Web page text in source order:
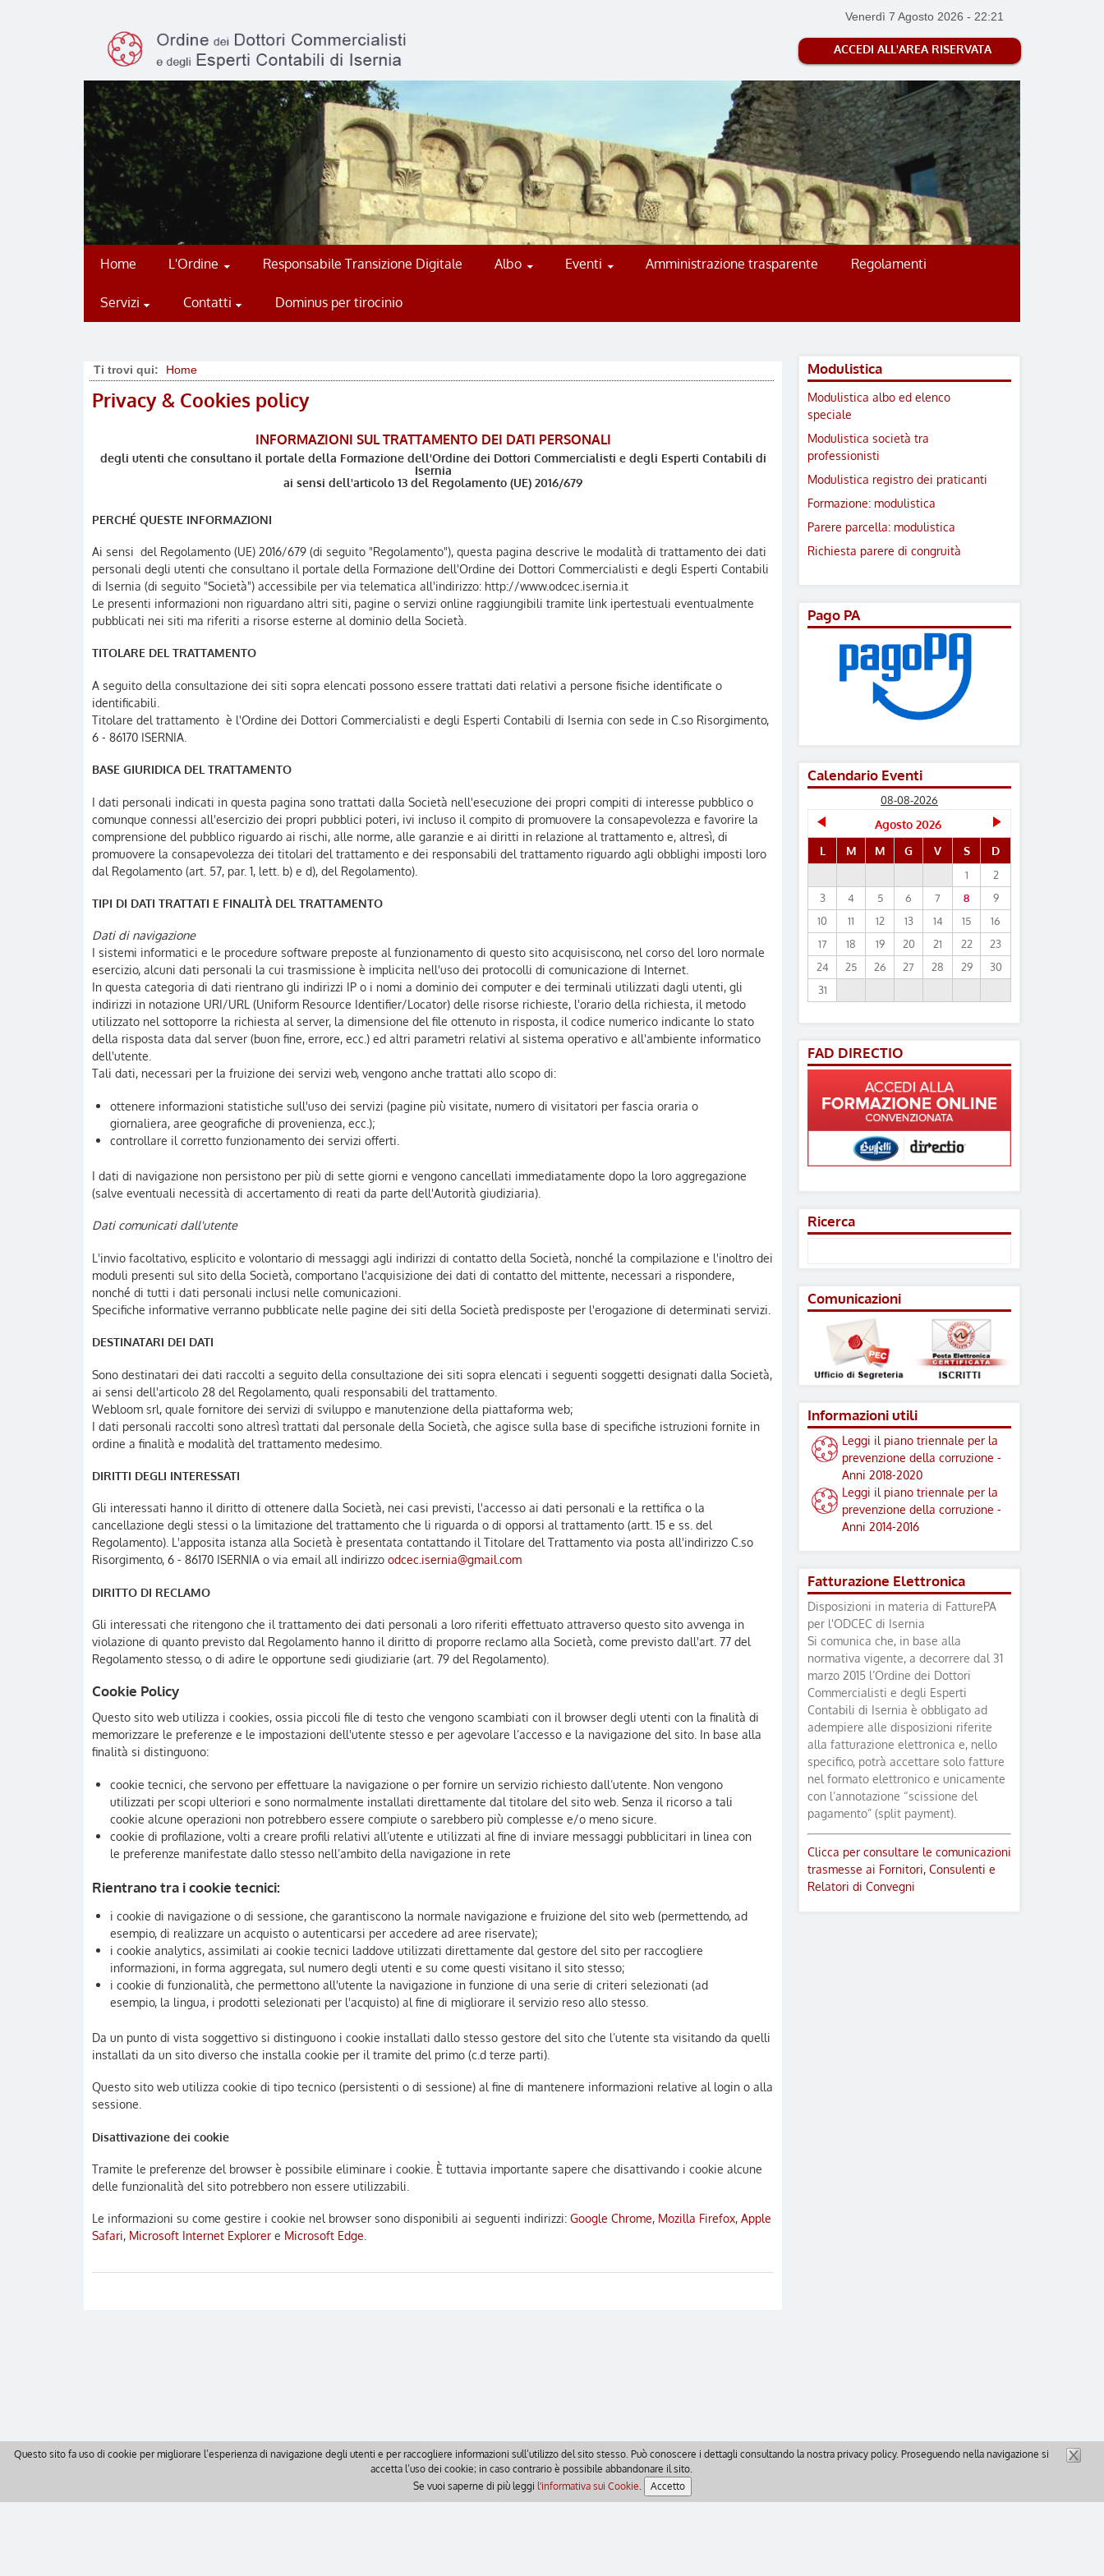
Questo sito fa uso di cookie per migliorare l’esperienza di navigazione degli utenti e per raccogliere informazioni sull’utilizzo del sito stesso. Può conoscere i dettagli consultando la nostra privacy policy. Proseguendo nella navigazione si
accetta l’uso dei cookie; in caso contrario è possibile abbandonare il sito.
Se vuoi saperne di più leggi l'informativa sui Cookie. Accetto
Venerdì 7 Agosto 2026 - 22:21
ACCEDI ALL'AREA RISERVATA
Home L'Ordine Responsabile Transizione Digitale Albo Eventi Amministrazione trasparente Regolamenti
Servizi Contatti Dominus per tirocinio
Ti trovi qui: Home
Privacy & Cookies policy
INFORMAZIONI SUL TRATTAMENTO DEI DATI PERSONALI
degli utenti che consultano il portale della Formazione dell'Ordine dei Dottori Commercialisti e degli Esperti Contabili di
Isernia
ai sensi dell'articolo 13 del Regolamento (UE) 2016/679
PERCHÉ QUESTE INFORMAZIONI
Ai sensi del Regolamento (UE) 2016/679 (di seguito "Regolamento"), questa pagina descrive le modalità di trattamento dei dati
personali degli utenti che consultano il portale della Formazione dell'Ordine dei Dottori Commercialisti e degli Esperti Contabili
di Isernia (di seguito "Società") accessibile per via telematica all'indirizzo: http://www.odcec.isernia.it
Le presenti informazioni non riguardano altri siti, pagine o servizi online raggiungibili tramite link ipertestuali eventualmente
pubblicati nei siti ma riferiti a risorse esterne al dominio della Società.
TITOLARE DEL TRATTAMENTO
A seguito della consultazione dei siti sopra elencati possono essere trattati dati relativi a persone fisiche identificate o
identificabili.
Titolare del trattamento è l'Ordine dei Dottori Commercialisti e degli Esperti Contabili di Isernia con sede in C.so Risorgimento,
6 - 86170 ISERNIA.
BASE GIURIDICA DEL TRATTAMENTO
I dati personali indicati in questa pagina sono trattati dalla Società nell'esecuzione dei propri compiti di interesse pubblico o
comunque connessi all'esercizio dei propri pubblici poteri, ivi incluso il compito di promuovere la consapevolezza e favorire la
comprensione del pubblico riguardo ai rischi, alle norme, alle garanzie e ai diritti in relazione al trattamento e, altresì, di
promuovere la consapevolezza dei titolari del trattamento e dei responsabili del trattamento riguardo agli obblighi imposti loro
dal Regolamento (art. 57, par. 1, lett. b) e d), del Regolamento).
TIPI DI DATI TRATTATI E FINALITÀ DEL TRATTAMENTO
Dati di navigazione
I sistemi informatici e le procedure software preposte al funzionamento di questo sito acquisiscono, nel corso del loro normale
esercizio, alcuni dati personali la cui trasmissione è implicita nell'uso dei protocolli di comunicazione di Internet.
In questa categoria di dati rientrano gli indirizzi IP o i nomi a dominio dei computer e dei terminali utilizzati dagli utenti, gli
indirizzi in notazione URI/URL (Uniform Resource Identifier/Locator) delle risorse richieste, l'orario della richiesta, il metodo
utilizzato nel sottoporre la richiesta al server, la dimensione del file ottenuto in risposta, il codice numerico indicante lo stato
della risposta data dal server (buon fine, errore, ecc.) ed altri parametri relativi al sistema operativo e all'ambiente informatico
dell'utente.
Tali dati, necessari per la fruizione dei servizi web, vengono anche trattati allo scopo di:
ottenere informazioni statistiche sull'uso dei servizi (pagine più visitate, numero di visitatori per fascia oraria o
giornaliera, aree geografiche di provenienza, ecc.);
controllare il corretto funzionamento dei servizi offerti.
I dati di navigazione non persistono per più di sette giorni e vengono cancellati immediatamente dopo la loro aggregazione
(salve eventuali necessità di accertamento di reati da parte dell'Autorità giudiziaria).
Dati comunicati dall'utente
L'invio facoltativo, esplicito e volontario di messaggi agli indirizzi di contatto della Società, nonché la compilazione e l'inoltro dei
moduli presenti sul sito della Società, comportano l'acquisizione dei dati di contatto del mittente, necessari a rispondere,
nonché di tutti i dati personali inclusi nelle comunicazioni.
Specifiche informative verranno pubblicate nelle pagine dei siti della Società predisposte per l'erogazione di determinati servizi.
DESTINATARI DEI DATI
Sono destinatari dei dati raccolti a seguito della consultazione dei siti sopra elencati i seguenti soggetti designati dalla Società,
ai sensi dell'articolo 28 del Regolamento, quali responsabili del trattamento.
Webloom srl, quale fornitore dei servizi di sviluppo e manutenzione della piattaforma web;
I dati personali raccolti sono altresì trattati dal personale della Società, che agisce sulla base di specifiche istruzioni fornite in
ordine a finalità e modalità del trattamento medesimo.
DIRITTI DEGLI INTERESSATI
Gli interessati hanno il diritto di ottenere dalla Società, nei casi previsti, l'accesso ai dati personali e la rettifica o la
cancellazione degli stessi o la limitazione del trattamento che li riguarda o di opporsi al trattamento (artt. 15 e ss. del
Regolamento). L'apposita istanza alla Società è presentata contattando il Titolare del Trattamento via posta all'indirizzo C.so
Risorgimento, 6 - 86170 ISERNIA o via email all indirizzo odcec.isernia@gmail.com
DIRITTO DI RECLAMO
Gli interessati che ritengono che il trattamento dei dati personali a loro riferiti effettuato attraverso questo sito avvenga in
violazione di quanto previsto dal Regolamento hanno il diritto di proporre reclamo alla Società, come previsto dall'art. 77 del
Regolamento stesso, o di adire le opportune sedi giudiziarie (art. 79 del Regolamento).
Cookie Policy
Questo sito web utilizza i cookies, ossia piccoli file di testo che vengono scambiati con il browser degli utenti con la finalità di
memorizzare le preferenze e le impostazioni dell'utente stesso e per agevolare l’accesso e la navigazione del sito. In base alla
finalità si distinguono:
cookie tecnici, che servono per effettuare la navigazione o per fornire un servizio richiesto dall’utente. Non vengono
utilizzati per scopi ulteriori e sono normalmente installati direttamente dal titolare del sito web. Senza il ricorso a tali
cookie alcune operazioni non potrebbero essere compiute o sarebbero più complesse e/o meno sicure.
cookie di profilazione, volti a creare profili relativi all’utente e utilizzati al fine di inviare messaggi pubblicitari in linea con
le preferenze manifestate dallo stesso nell’ambito della navigazione in rete
Rientrano tra i cookie tecnici:
i cookie di navigazione o di sessione, che garantiscono la normale navigazione e fruizione del sito web (permettendo, ad
esempio, di realizzare un acquisto o autenticarsi per accedere ad aree riservate);
i cookie analytics, assimilati ai cookie tecnici laddove utilizzati direttamente dal gestore del sito per raccogliere
informazioni, in forma aggregata, sul numero degli utenti e su come questi visitano il sito stesso;
i cookie di funzionalità, che permettono all'utente la navigazione in funzione di una serie di criteri selezionati (ad
esempio, la lingua, i prodotti selezionati per l'acquisto) al fine di migliorare il servizio reso allo stesso.
Da un punto di vista soggettivo si distinguono i cookie installati dallo stesso gestore del sito che l’utente sta visitando da quelli
installati da un sito diverso che installa cookie per il tramite del primo (c.d terze parti).
Questo sito web utilizza cookie di tipo tecnico (persistenti o di sessione) al fine di mantenere informazioni relative al login o alla
sessione.
Disattivazione dei cookie
Tramite le preferenze del browser è possibile eliminare i cookie. È tuttavia importante sapere che disattivando i cookie alcune
delle funzionalità del sito potrebbero non essere utilizzabili.
Le informazioni su come gestire i cookie nel browser sono disponibili ai seguenti indirizzi: Google Chrome, Mozilla Firefox, Apple
Safari, Microsoft Internet Explorer e Microsoft Edge
Modulistica
Modulistica albo ed elenco
speciale
Modulistica società tra
professionisti
Modulistica registro dei praticanti
Formazione: modulistica
Parere parcella: modulistica
Richiesta parere di congruità
Pago PA
Calendario Eventi
08-08-2026
Agosto 2026
L
M M G V S D
1
2
3
4 5 6 7 8
9
10
11 12 13 14 15
16
17
18 19 20 21 22
23
24
25 26 27 28 29
30
31
FAD DIRECTIO
Ricerca
Comunicazioni
Informazioni utili
Leggi il piano triennale per la
prevenzione della corruzione -
Anni 2018-2020
Leggi il piano triennale per la
prevenzione della corruzione -
Anni 2014-2016
Fatturazione Elettronica
Disposizioni in materia di FatturePA
per l'ODCEC di Isernia
Si comunica che, in base alla
normativa vigente, a decorrere dal 31
marzo 2015 l’Ordine dei Dottori
Commercialisti e degli Esperti
Contabili di Isernia è obbligato ad
adempiere alle disposizioni riferite
alla fatturazione elettronica e, nello
specifico, potrà accettare solo fatture
nel formato elettronico e unicamente
con l’annotazione “scissione del
pagamento” (split payment).
Clicca per consultare le comunicazioni
trasmesse ai Fornitori, Consulenti e
Relatori di Convegni